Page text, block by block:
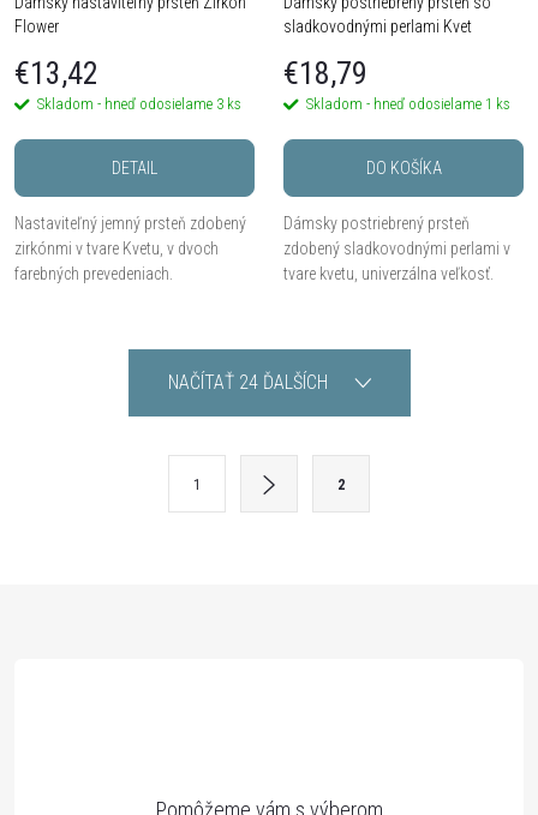
Flower
€13,42
Skladom - hneď odosielame 3 ks
DETAIL
Nastaviteľný jemný prsteň zdobený
zirkónmi v tvare Kvetu, v dvoch
farebných prevedeniach.
sladkovodnými perlami Kvet
€18,79
Skladom - hneď odosielame 1 ks
DO KOŠÍKA
Dámsky postriebrený prsteň
zdobený sladkovodnými perlami v
tvare kvetu, univerzálna veľkosť.
NAČÍTAŤ 24 ĎALŠÍCH
1 2